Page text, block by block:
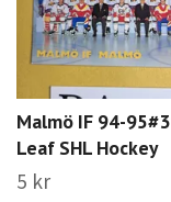
Malmö IF 94-
Leaf SHL Hockey
5 kr